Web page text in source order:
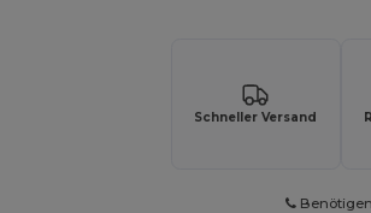
Schneller Versand
Benötigen